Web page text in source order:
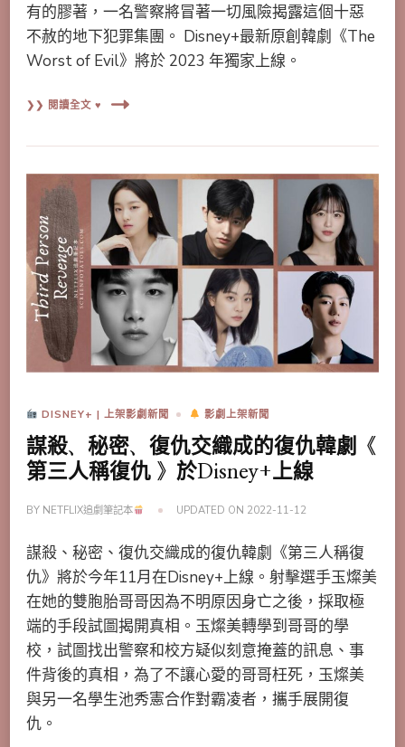
有的膠著，一名警察將冒著一切風險揭露這個十惡
不赦的地下犯罪集團。 Disney+最新原創韓劇《The
Worst of Evil》將於 2023 年獨家上線。
❯❯ 閱讀全文 ♥
DISNEY+ | 上架影劇新聞 影劇上架新聞
謀殺、秘密、復仇交織成的復仇韓劇《
第三人稱復仇 》於Disney+上線
BY NETFLIX追劇筆記本 UPDATED ON 2022-11-12
謀殺、秘密、復仇交織成的復仇韓劇《第三人稱復
仇》將於今年11月在Disney+上線。射擊選手玉燦美
在她的雙胞胎哥哥因為不明原因身亡之後，採取極
端的手段試圖揭開真相。玉燦美轉學到哥哥的學
校，試圖找出警察和校方疑似刻意掩蓋的訊息、事
件背後的真相，為了不讓心愛的哥哥枉死，玉燦美
與另一名學生池秀憲合作對霸凌者，攜手展開復
仇。